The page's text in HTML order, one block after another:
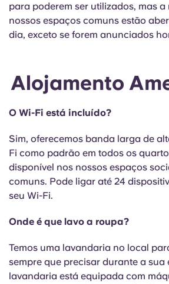
para poderem ser utilizados, mas
nossos espaços comuns estão
dia, exceto se forem anunciados
Alojamento
O Wi-Fi está incluído?
Sim, oferecemos banda larga de
Fi como padrão em todos os
disponível nos nossos espaços
comuns. Pode ligar até 24
seu Wi-Fi.
Onde é que lavo a roupa?
Temos uma lavandaria no local
sempre que precisar durante a sua
lavandaria está equipada com